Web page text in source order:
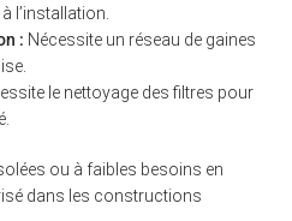
l’installation.
: Nécessite un réseau de gaines
le nettoyage des filtres pour
ou à faibles besoins en
dans les constructions